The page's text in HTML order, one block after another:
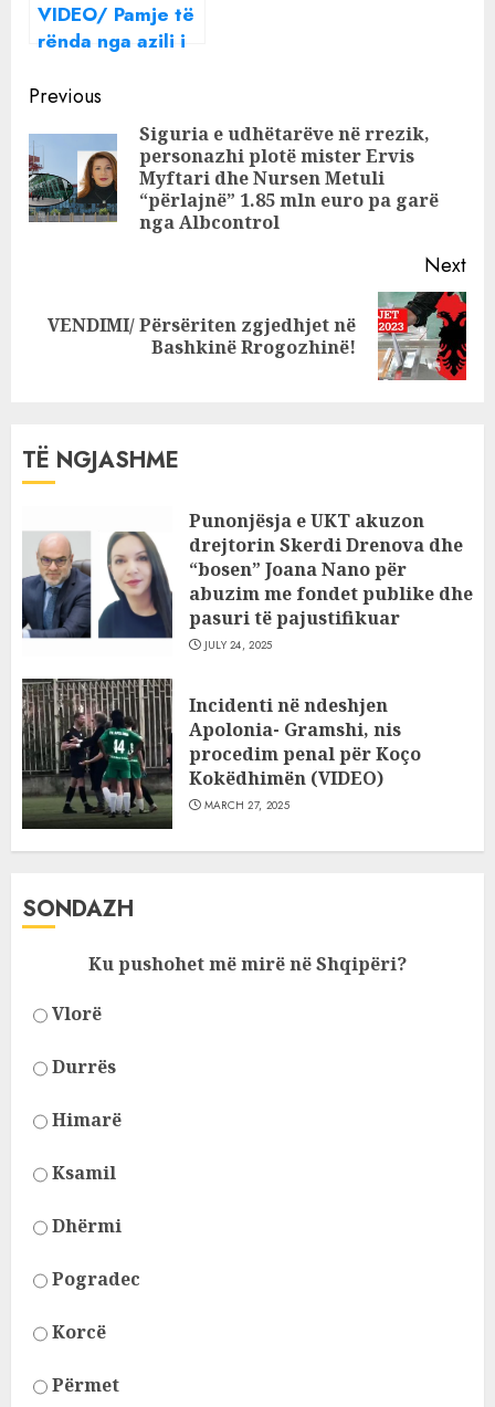
VIDEO/ Pamje të
rënda nga azili i
E moshuara rrihet
nga punonjësja
Continue
Reading
Previous
Siguria e udhëtarëve në rrezik,
personazhi plotë mister Ervis
Myftari dhe Nursen Metuli
“përlajnë” 1.85 mln euro pa garë
nga Albcontrol
Next
Next
VENDIMI/ Përsëriten zgjedhjet në
Bashkinë Rrogozhinë!
TË NGJASHME
Punonjësja e UKT akuzon
drejtorin Skerdi Drenova dhe
“bosen” Joana Nano për
abuzim me fondet publike dhe
pasuri të pajustifikuar
JULY 24, 2025
Incidenti në ndeshjen
Apolonia- Gramshi, nis
procedim penal për Koço
Kokëdhimën (VIDEO)
MARCH 27, 2025
SONDAZH
Ku pushohet më mirë në Shqipëri?
Vlorë
Durrës
Himarë
Ksamil
Dhërmi
Pogradec
Korcë
Përmet